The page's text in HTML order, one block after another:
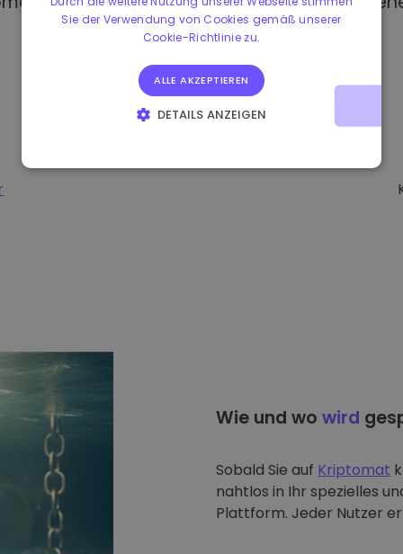
Wie und wo wird
Sobald Sie auf Kriptomat
nahtlos in Ihr spezielles
Plattform. Jeder Nutzer
Sie der Verwendung von Cookies gemäß unserer
Cookie-Richtlinie zu.
ALLE AKZEPTIEREN
DETAILS ANZEIGEN